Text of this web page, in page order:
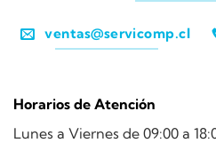
ventas@servicomp.cl
Horarios de Atención
Lunes a Viernes de 09:00 a